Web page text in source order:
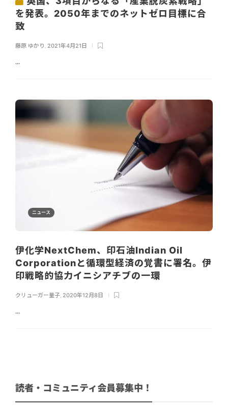
を発表。2050年までのネットゼロ目標に合
致
藤原 ゆかり 2021年4月21日
...
ニュース
伊化学NextChem、印石油Indian Oil
Corporationと循環型経済の覚書に署名。伊
印戦略的協力イニシアチブの一環
クリューガー量子 2020年12月8日
...
読者・コミュニティ会員募集中！